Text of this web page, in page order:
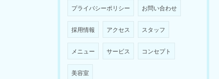
プライバシーポリシー お問い合わせ
採用情報 アクセス スタッフ
メニュー サービス コンセプト
美容室